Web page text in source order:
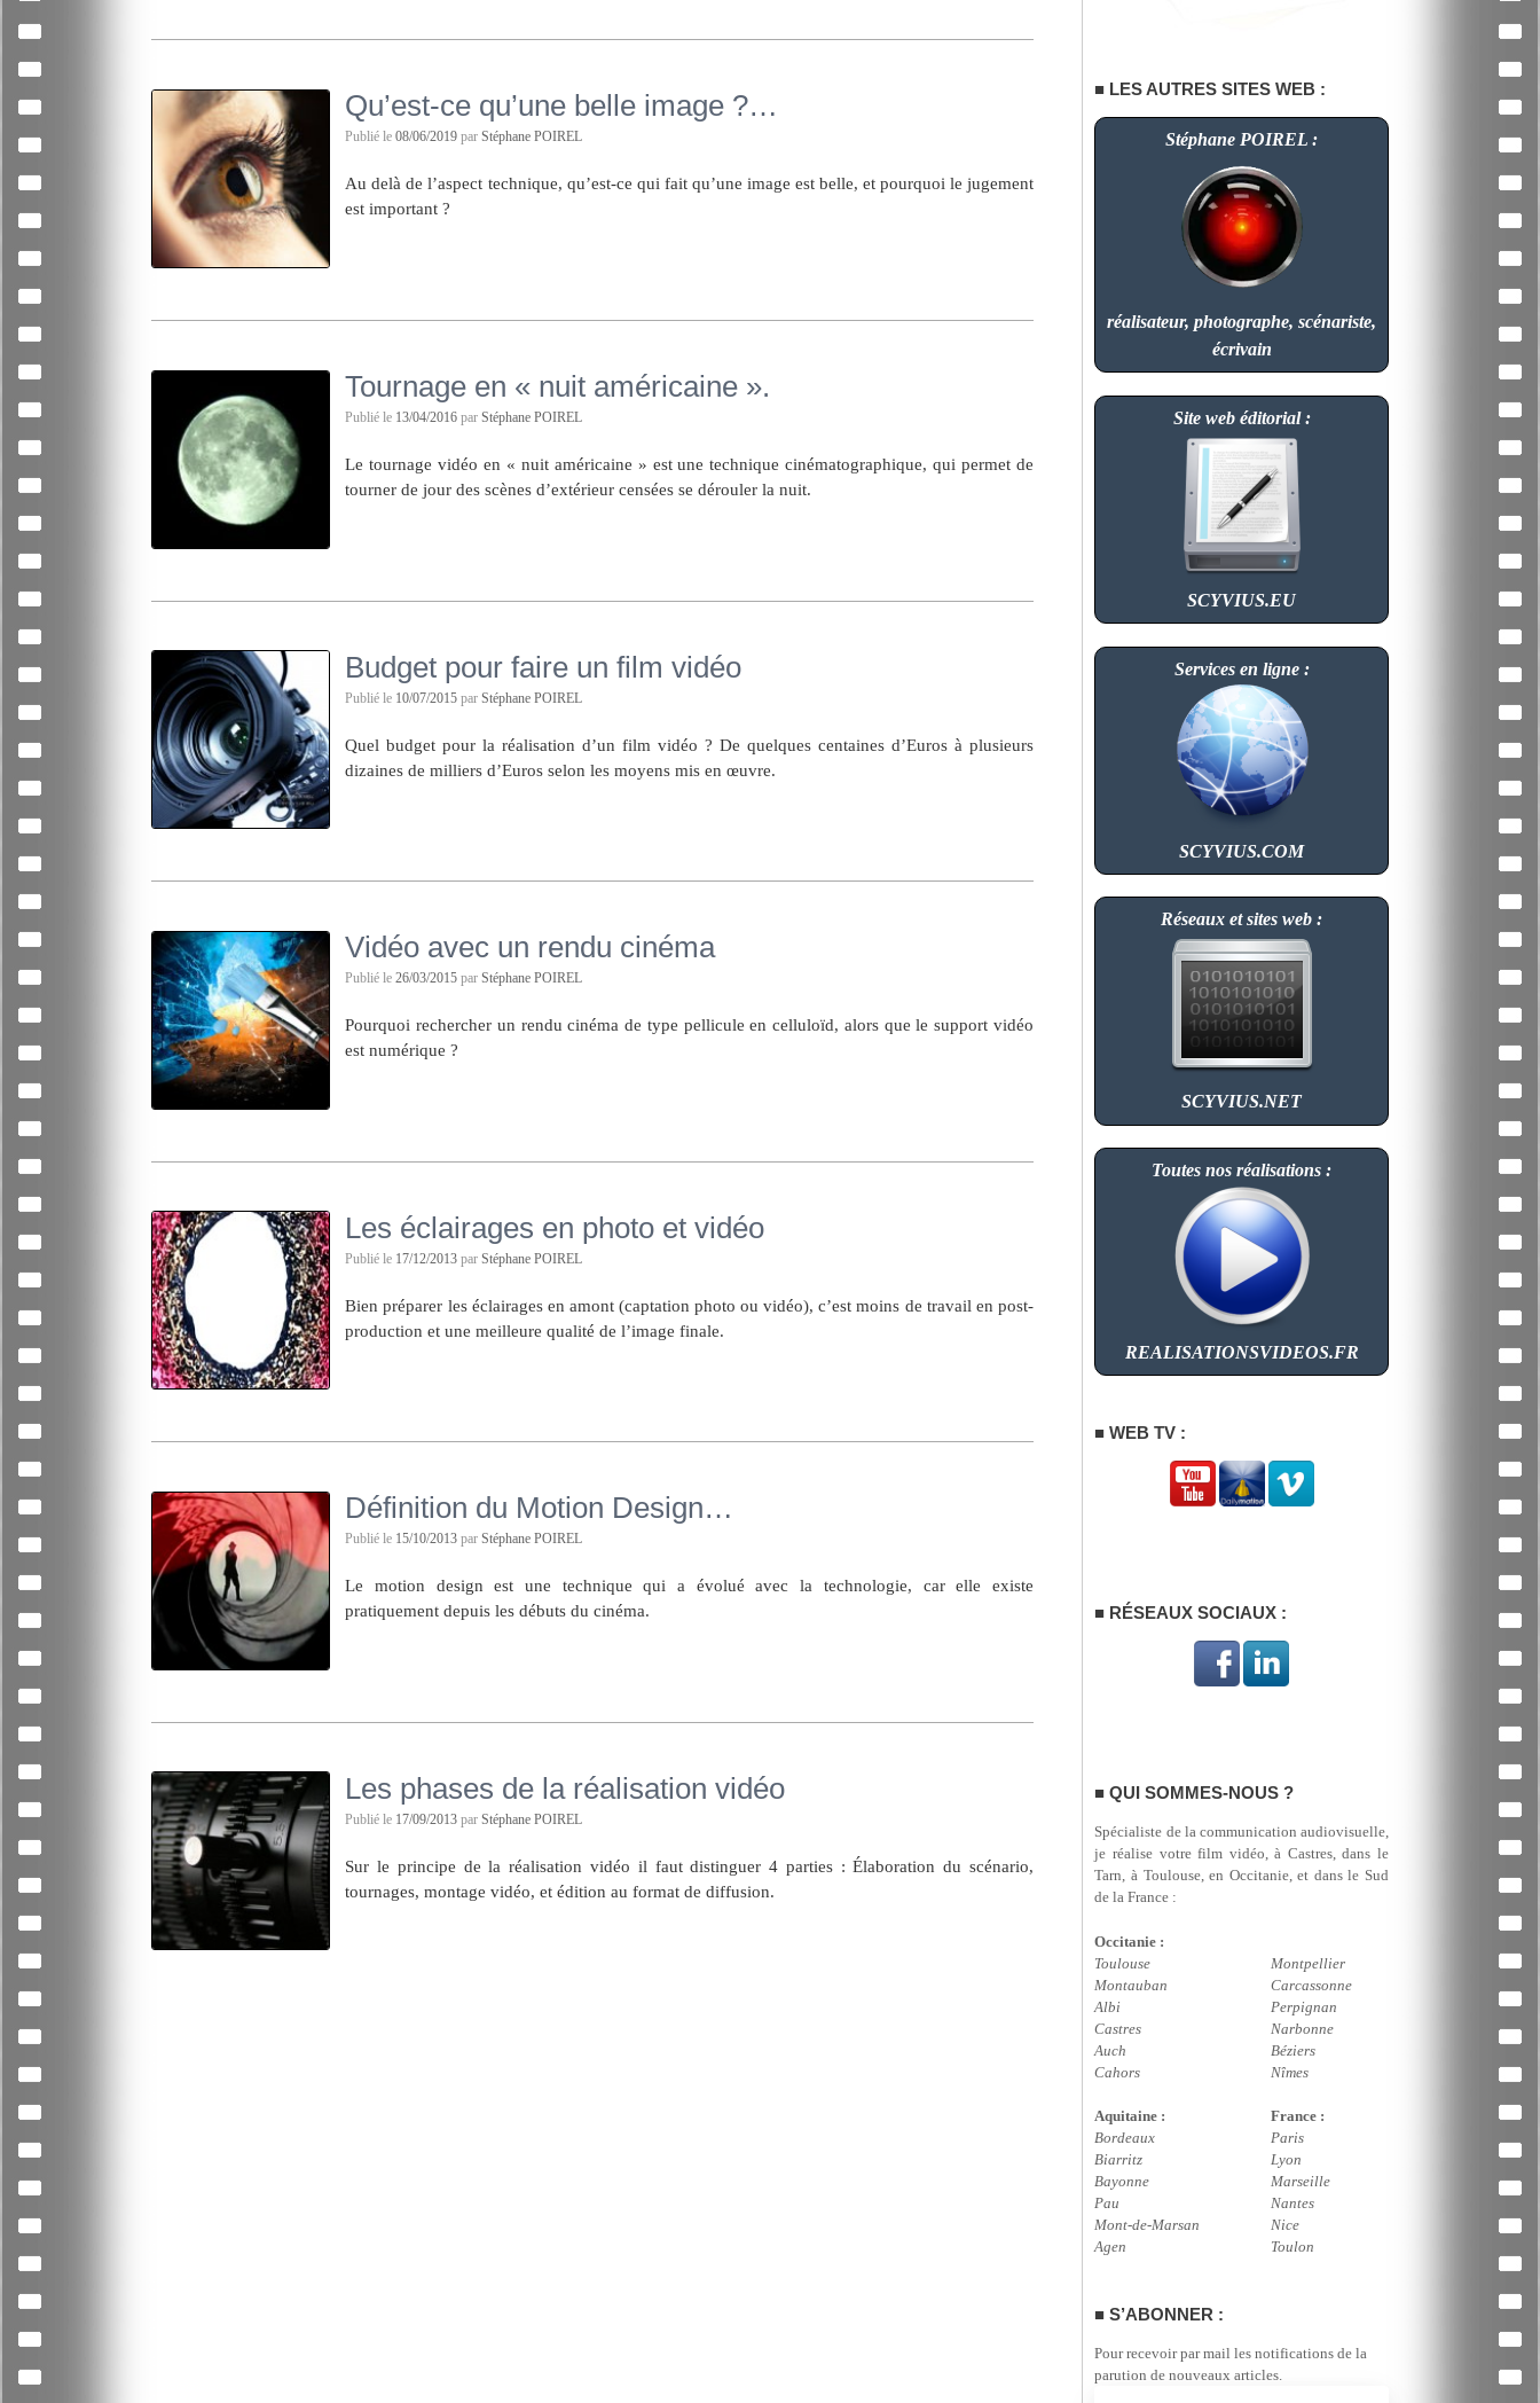
Qu’est-ce qu’une belle image ?…
Publié le08/06/2019 parStéphane POIREL
Au delà de l’aspect technique, qu’est-ce qui fait qu’une image est belle, et pourquoi le jugement
est important ?
Tournage en « nuit américaine ».
Publié le 13/04/2016 parStéphane POIREL
Le tournage vidéo en « nuit américaine » est une technique cinématographique, qui permet de
tourner de jour des scènes d’extérieur censées se dérouler la nuit.
Budget pour faire un film vidéo
Publié le 10/07/2015 parStéphane POIREL
Quel budget pour la réalisation d’un film vidéo ? De quelques centaines d’Euros à plusieurs
dizaines de milliers d’Euros selon les moyens mis en œuvre.
Vidéo avec un rendu cinéma
Publié le26/03/2015 parStéphane POIREL
Pourquoi rechercher un rendu cinéma de type pellicule en celluloïd, alors que le support vidéo
est numérique ?
Les éclairages en photo et vidéo
Publié le 17/12/2013 parStéphane POIREL
Bien préparer les éclairages en amont (captation photo ou vidéo), c’est moins de travail en post-
production et une meilleure qualité de l’image finale.
Définition du Motion Design…
Publié le 15/10/2013 parStéphane POIREL
Le motion design est une technique qui a évolué avec la technologie, car elle existe
pratiquement depuis les débuts du cinéma.
Les phases de la réalisation vidéo
Publié le 17/09/2013 parStéphane POIREL
Sur le principe de la réalisation vidéo il faut distinguer 4 parties : Élaboration du scénario,
tournages, montage vidéo, et édition au format de diffusion.
LES AUTRES SITES WEB :
Stéphane POIREL :
réalisateur, photographe, scénariste,
écrivain
Site web éditorial :
SCYVIUS.EU
Services en ligne :
SCYVIUS.COM
Réseaux et sites web :
SCYVIUS.NET
Toutes nos réalisations :
REALISATIONSVIDEOS.FR
WEB TV :
RÉSEAUX SOCIAUX :
QUI SOMMES-NOUS ?
Spécialiste de la communication audiovisuelle,
je réalise votre film vidéo, à Castres, dans le
Tarn, à Toulouse, en Occitanie, et dans le Sud
de la France :
Occitanie :
Toulouse
Montauban
Albi
Castres
Auch
Cahors
Montpellier
Carcassonne
Perpignan
Narbonne
Béziers
Nîmes
Aquitaine :
Bordeaux
Biarritz
Bayonne
Pau
Mont-de-Marsan
Agen
France :
Paris
Lyon
Marseille
Nantes
Nice
Toulon
S’ABONNER :
Pour recevoir par mail les notifications de la
parution de nouveaux articles.